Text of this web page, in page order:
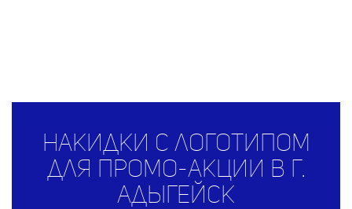
Накидки с логотипом
для промо-акции в г.
Адыгейск